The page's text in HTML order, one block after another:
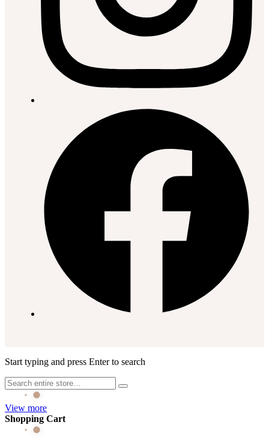
Start typing and press Enter to search
View more
Shopping Cart